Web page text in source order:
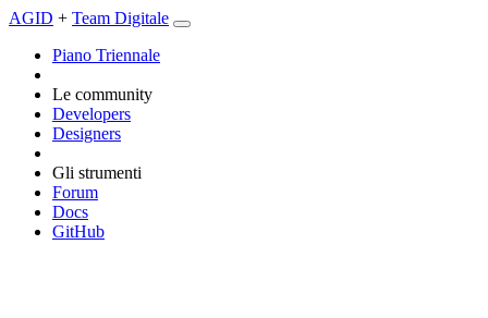
AGID + Team Digitale
Piano Triennale
Le community
Developers
Designers
Gli strumenti
Forum
Docs
GitHub